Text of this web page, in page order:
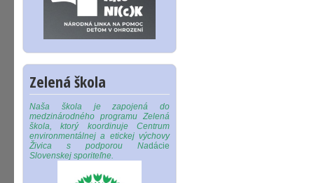
Zelená škola
Naša škola je zapojená do
medzinárodného programu Zelená
škola, ktorý koordinuje Centrum
environmentálnej a etickej výchovy
Živica s podporou Nadácie
Slovenskej sporiteľne.